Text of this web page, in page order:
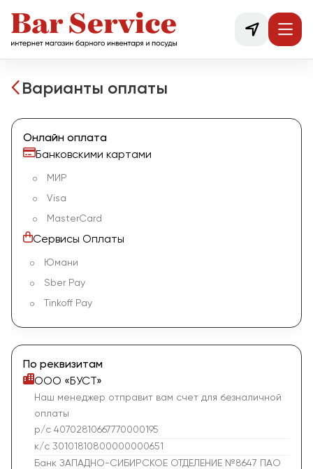
Варианты оплаты
Онлайн оплата
Банковскими картами
МИР
Visa
MasterCard
Сервисы Оплаты
Юмани
Sber Pay
Tinkoff Pay
По реквизитам
ООО «БУСТ»
Наш менеджер отправит вам счет для безналичной
оплаты
р/с 40702810667770000195
к/с 30101810800000000651
Банк ЗАПАДНО-СИБИРСКОЕ ОТДЕЛЕНИЕ №8647 ПАО